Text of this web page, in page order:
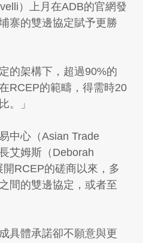
）上月在ADB的官網發
寨的雙邊協定賦予更勝
的架構下，超過90%的
RCEP的範疇，得需時20
。」
中心（Asian Trade
艾姆斯（Deborah
RCEP的磋商以來，多
間的雙邊協定，或者至
具體承諾卻不願意與更